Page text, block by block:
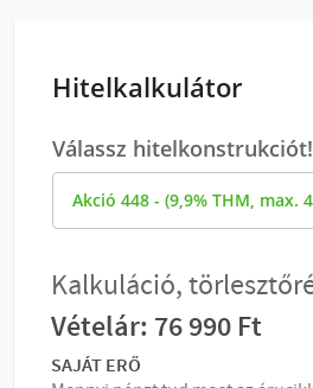
Hitelkalkulátor
Válassz hitelkonstrukciót!